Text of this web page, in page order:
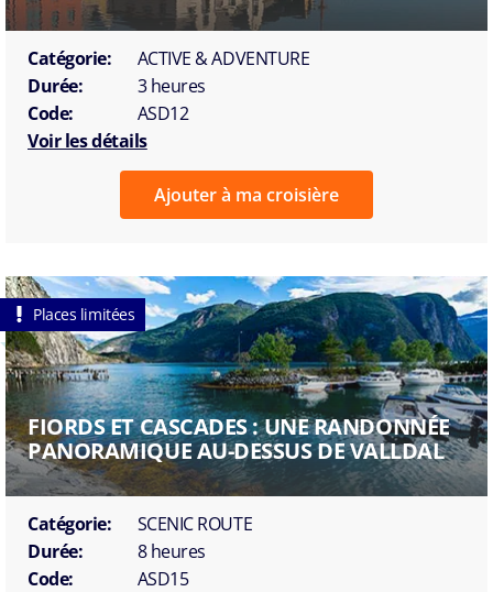
Catégorie:
ACTIVE & ADVENTURE
Durée:
3 heures
Code:
ASD12
Voir les détails
Ajouter à ma croisière
Places limitées
FIORDS ET CASCADES : UNE RANDONNÉE
PANORAMIQUE AU-DESSUS DE VALLDAL
Catégorie:
SCENIC ROUTE
Durée:
8 heures
Code:
ASD15